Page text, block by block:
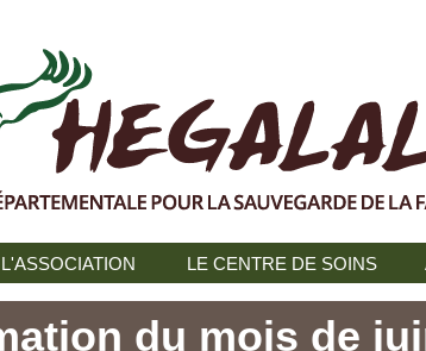
L'ASSOCIATION LE CENTRE DE SOINS
du mois de